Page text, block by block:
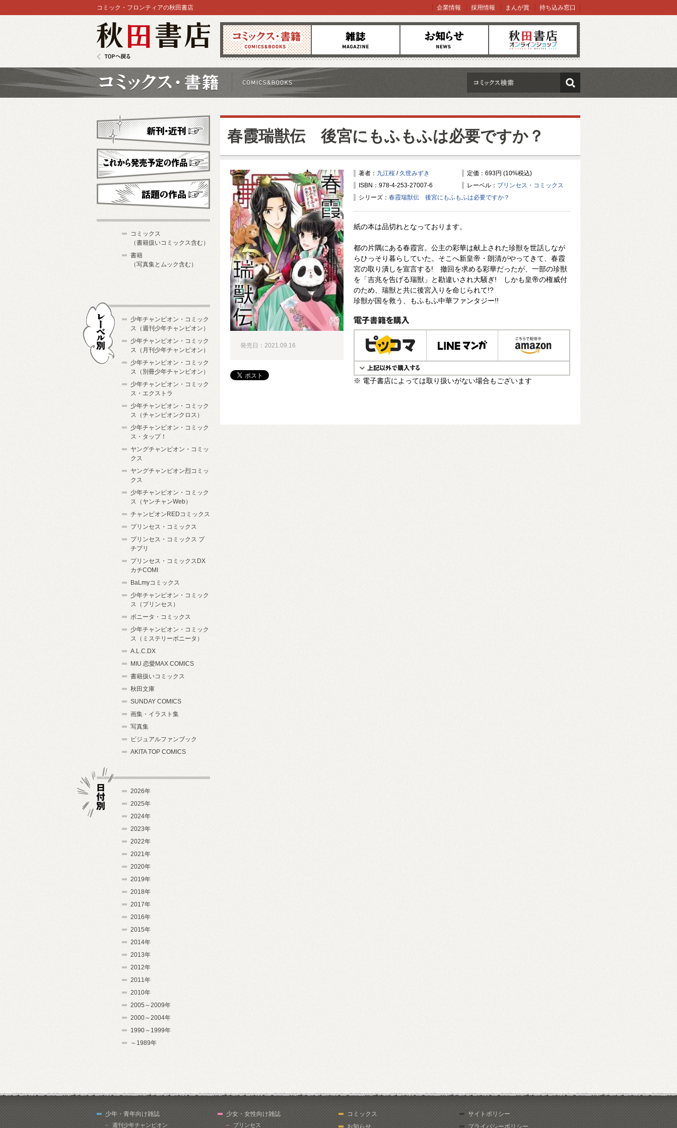
コミックス 雑誌 お知らせ オンラインショップ
コミック・フロンティアの秋田書店 企業情報 採用情報 まんが賞 持ち込み窓口
検索
春霞瑞獣伝 後宮にもふもふは必要ですか？
著者： 九江桜 / 久世みずき
定価：693円 (10%税込)
ISBN：978-4-253-27007-6
レーベル： プリンセス・コミックス
シリーズ： 春霞瑞獣伝 後宮にもふもふは必要ですか？
紙の本は品切れとなっております。
都の片隅にある春霞宮。公主の彩華は献上された珍獣を世話しなが
らひっそり暮らしていた。そこへ新皇帝・朗清がやってきて、春霞
宮の取り潰しを宣言する! 撤回を求める彩華だったが、一部の珍獣
を「吉兆を告げる瑞獣」と勘違いされ大騒ぎ! しかも皇帝の権威付
のため、瑞獣と共に後宮入りを命じられて!?
珍獣が国を救う、もふもふ中華ファンタジー!!
電子書籍で購入
※ 電子書店によっては取り扱いがない場合もございます
発売日：2021.09.16
新刊・近刊
これから発売予定
コミックス
（書籍扱いコミックス含む）
書籍
（写真集とムック含む）
少年チャンピオン・コミック
ス（週刊少年チャンピオン）
少年チャンピオン・コミック
ス（月刊少年チャンピオン）
少年チャンピオン・コミック
ス（別冊少年チャンピオン）
少年チャンピオン・コミック
ス・エクストラ
少年チャンピオン・コミック
ス（チャンピオンクロス）
少年チャンピオン・コミック
ス・タップ！
ヤングチャンピオン・コミッ
クス
ヤングチャンピオン烈コミッ
クス
少年チャンピオン・コミック
ス（ヤンチャンWeb）
チャンピオンREDコミックス
プリンセス・コミックス
プリンセス・コミックス プ
チプリ
プリンセス・コミックスDX
カチCOMI
BaLmyコミックス
少年チャンピオン・コミック
ス（プリンセス）
ボニータ・コミックス
少年チャンピオン・コミック
ス（ミステリーボニータ）
A.L.C.DX
MIU 恋愛MAX COMICS
書籍扱いコミックス
秋田文庫
SUNDAY COMICS
画集・イラスト集
写真集
ビジュアルファンブック
AKITA TOP COMICS
2026年
2025年
2024年
2023年
2022年
2021年
2020年
2019年
2018年
2017年
2016年
2015年
2014年
2013年
2012年
2011年
2010年
2005～2009年
2000～2004年
1990～1999年
～1989年
少年・青年向け雑誌
週刊少年チャンピオン
少女・女性向け雑誌
プリンセス
コミックス
お知らせ
サイトポリシー
プライバシーポリシー